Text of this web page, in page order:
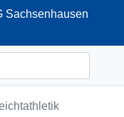
Sachsenhausen
66374712